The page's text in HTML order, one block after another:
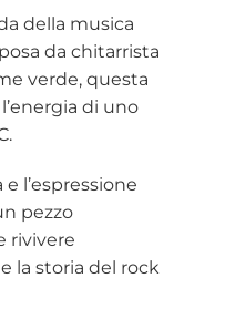
della musica
da chitarrista
verde, questa
di uno
l’espressione
pezzo
rivivere
la storia del rock